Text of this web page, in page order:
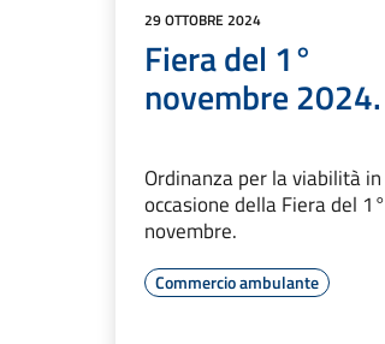
29 OTTOBRE 2024
Fiera del 1°
novembre 2024.
Ordinanza per la viabilità in
occasione della Fiera del 1°
novembre.
Commercio ambulante